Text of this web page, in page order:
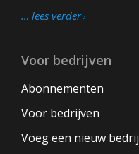
… lees verder
Voor bedrijven
Abonnementen
Voor bedrijven
Voeg een nieuw